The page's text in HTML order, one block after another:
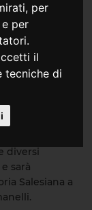
per
per
il
tecniche di
ci sarà un
diversi
sarà
Salesiana a